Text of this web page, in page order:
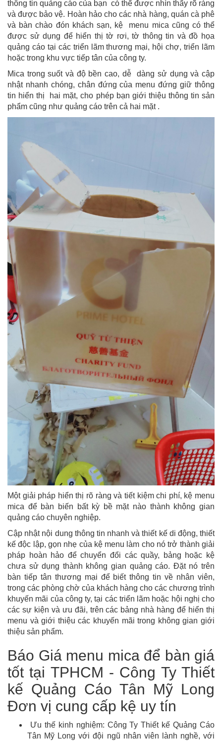
thông tin quảng cáo của bạn có thể được nhìn thấy rõ ràng
và được bảo vệ. Hoàn hảo cho các nhà hàng, quán cà phê
và bàn chào đón khách sạn, kệ menu mica cũng có thể
được sử dụng để hiển thị tờ rơi, tờ thông tin và đồ họa
quảng cáo tại các triển lãm thương mại, hội chợ, triển lãm
hoặc trong khu vực tiếp tân của công ty.
Mica trong suốt và độ bền cao, dễ dàng sử dụng và cập
nhật nhanh chóng, chân đứng của menu đứng giữ thông
tin hiển thị hai mặt, cho phép bạn giới thiệu thông tin sản
phẩm cũng như quảng cáo trên cả hai mặt .
Một giải pháp hiển thị rõ ràng và tiết kiệm chi phí, kệ menu
mica để bàn biến bất kỳ bề mặt nào thành không gian
quảng cáo chuyên nghiệp.
Cập nhật nội dung thông tin nhanh và thiết kế di động, thiết
kế độc lập, gọn nhẹ của kệ menu làm cho nó trở thành giải
pháp hoàn hảo để chuyển đổi các quầy, bảng hoặc kệ
chưa sử dụng thành không gian quảng cáo. Đặt nó trên
bàn tiếp tân thương mại để biết thông tin về nhân viên,
trong các phòng chờ của khách hàng cho các chương trình
khuyến mãi của công ty, tại các triển lãm hoặc hội nghị cho
các sự kiện và ưu đãi, trên các bảng nhà hàng để hiển thị
menu và giới thiệu các khuyến mãi trong không gian giới
thiệu sản phẩm.
Báo Giá menu mica để bàn giá
tốt tại TPHCM - Công Ty Thiết
kế Quảng Cáo Tân Mỹ Long
Đơn vị cung cấp kệ uy tín
Ưu thế kinh nghiệm: Công Ty Thiết kế Quảng Cáo
Tân Mỹ Long với đội ngũ nhân viên lành nghề, với